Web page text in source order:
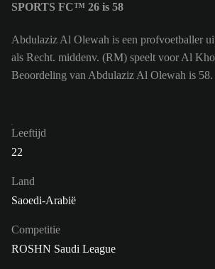
SPORTS FC™ 26 is 58
Abdulaziz Al Olewah is een profvoetballer
als Recht. middenv. (RM) speelt voor Al
Beoordeling van Abdulaziz Al Olewah is 58.
Leeftijd
22
Land
Saoedi-Arabië
Competitie
ROSHN Saudi League